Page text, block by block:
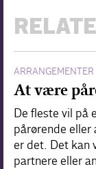
ARRANGEMENTER
At være
De fleste vil på
pårørende eller
er det. Det kan
partnere eller